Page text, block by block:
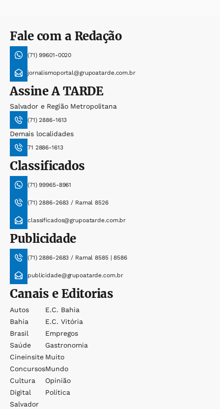
Fale com a Redação
(71) 99601-0020
jornalismoportal@grupoatarde.com.br
AssineA TARDE
Salvador e Região Metropolitana
(71) 2886-1613
Demais localidades
71 2886-1613
Classificados
(71) 99965-8961
(71) 2886-2683 / Ramal 8526
classificados@grupoatarde.com.br
Publicidade
(71) 2886-2683 / Ramal 8585 | 8586
publicidade@grupoatarde.com.br
Canais e Editorias
Autos
Bahia
Brasil
Saúde
Cineinsite
Concursos
Cultura
Digital
Salvador
E.c. Bahia
E.c. Vitória
Empregos
Gastronomia
Muito
Mundo
Opinião
Política